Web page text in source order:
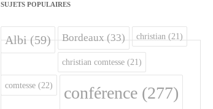
SUJETS POPULAIRES
Albi(59) Bordeaux(33) christian (21)
christian comtesse (21)
comtesse (22) conférence (277)